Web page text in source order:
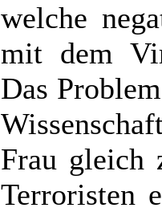
welche
mit dem
Das
Frau gleich
Terroristen